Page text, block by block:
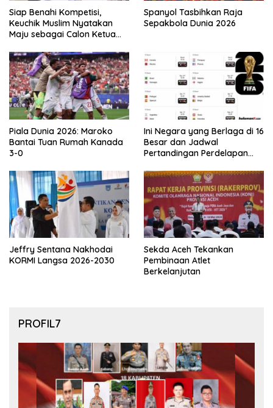
Siap Benahi Kompetisi,
Keuchik Muslim Nyatakan
Maju sebagai Calon Ketua
Spanyol Tasbihkan Raja
Sepakbola Dunia 2026
Piala Dunia 2026: Maroko
Bantai Tuan Rumah Kanada
3-0
Ini Negara yang Berlaga di 16
Besar dan Jadwal
Pertandingan Perdelapan
Jeffry Sentana Nakhodai
KORMI Langsa 2026-2030
Sekda Aceh Tekankan
Pembinaan Atlet
Berkelanjutan
PROFIL7